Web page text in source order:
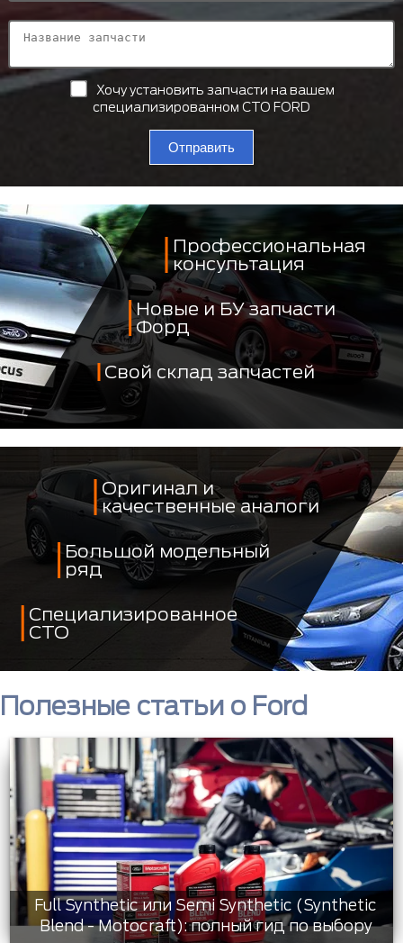
Хочу установить запчасти на вашем
специализированном СТО FORD
Отправить
Профессиональная
консультация
Новые и БУ запчасти
Форд
Свой склад запчастей
Оригинал и
качественные аналоги
Большой модельный
ряд
Специализированное
СТО
Полезные статьи о Ford
Full Synthetic или Semi Synthetic (Synthetic
Blend - Motocraft): полный гид по выбору